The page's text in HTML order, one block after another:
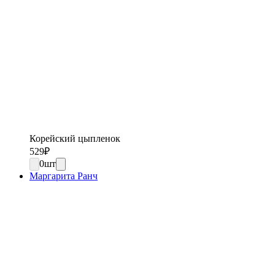
Корейский цыпленок
529₽
0шт
Маргарита Ранч